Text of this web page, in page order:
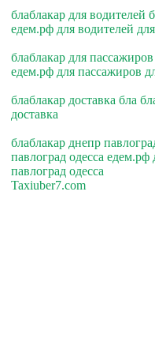
блаблакар для водителей
едем.рф для водителей
блаблакар для
едем.рф для пассажиров
блаблакар доставка бла
доставка
блаблакар днепр
павлоград одесса
павлоград одесса
Taxiuber7.com